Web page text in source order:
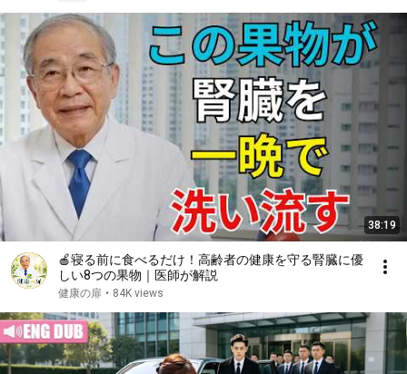
38:19
🍎寝る前に食べるだけ！高齢者の健康を守る腎臓に優
しい8つの果物｜医師が解説
健康の扉 • 84K views